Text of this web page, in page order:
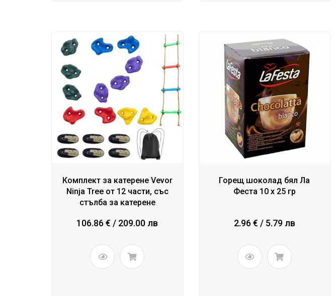
Комплект за катерене Vevor
Ninja Tree от 12 части, със
стълба за катерене
106.86 € / 209.00 лв
Горещ шоколад бял Ла
Феста 10 х 25 гр
2.96 € / 5.79 лв